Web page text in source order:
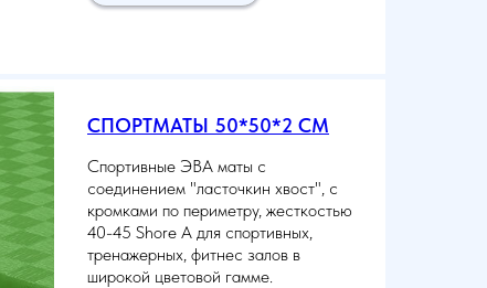
СПОРТМАТЫ 50*50*2 СМ
Спортивные ЭВА маты с
соединением "ласточкин хвост", с
кромками по периметру, жесткостью
40-45 Shore A для спортивных,
тренажерных, фитнес залов в
широкой цветовой гамме.